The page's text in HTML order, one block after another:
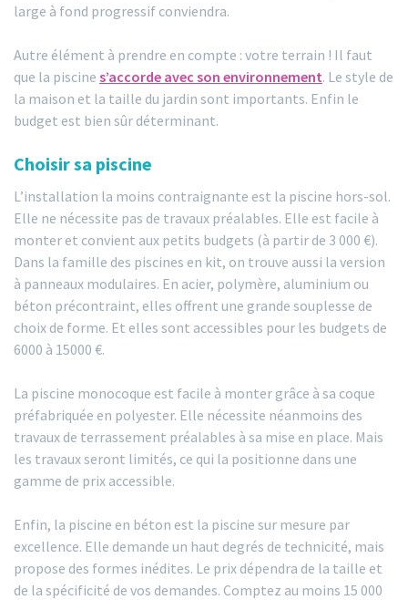
large à fond progressif conviendra.
Autre élément à prendre en compte : votre terrain ! Il faut
que la piscine s’accorde avec son environnement. Le style de
la maison et la taille du jardin sont importants. Enfin le
budget est bien sûr déterminant.
Choisir sa piscine
L’installation la moins contraignante est la piscine hors-sol.
Elle ne nécessite pas de travaux préalables. Elle est facile à
monter et convient aux petits budgets (à partir de 3 000 €).
Dans la famille des piscines en kit, on trouve aussi la version
à panneaux modulaires. En acier, polymère, aluminium ou
béton précontraint, elles offrent une grande souplesse de
choix de forme. Et elles sont accessibles pour les budgets de
6000 à 15000 €.
La piscine monocoque est facile à monter grâce à sa coque
préfabriquée en polyester. Elle nécessite néanmoins des
travaux de terrassement préalables à sa mise en place. Mais
les travaux seront limités, ce qui la positionne dans une
gamme de prix accessible.
Enfin, la piscine en béton est la piscine sur mesure par
excellence. Elle demande un haut degrés de technicité, mais
propose des formes inédites. Le prix dépendra de la taille et
de la spécificité de vos demandes. Comptez au moins 15 000